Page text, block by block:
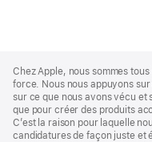
Footer
Chez Apple, nous sommes
force. Nous nous appuyons
sur ce que nous avons vécu et
que pour créer des produits
C’est la raison pour laquelle
candidatures de façon juste et